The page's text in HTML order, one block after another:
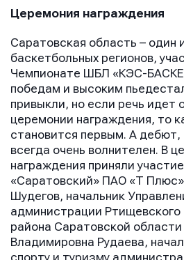
Церемония награждения
Саратовская область – один
баскетбольных регионов,
Чемпионате ШБЛ «КЭС-
победам и высоким
привыкли, но если речь идет
церемонии награждения, то
становится первым. А дебют,
всегда очень волнителен. В
награждения приняли
«Саратовский» ПАО «Т
Шудегов, начальник
администрации Ртищевского
района Саратовской
Владимировна Рудаева,
спорту и туризму